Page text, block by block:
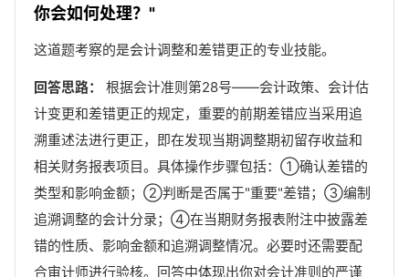
你会如何处理？"
这道题考察的是会计调整和差错更正的专业技能。
回答思路：
根据会计准则第28号——会计政策、会计估
计变更和差错更正的规定，重要的前期差错应当采用追
溯重述法进行更正，即在发现当期调整期初留存收益和
相关财务报表项目。具体操作步骤包括：①确认差错的
类型和影响金额；②判断是否属于"重要"差错；③编制
追溯调整的会计分录；④在当期财务报表附注中披露差
错的性质、影响金额和追溯调整情况。必要时还需要配
合审计师进行验核。回答中体现出你对会计准则的严谨